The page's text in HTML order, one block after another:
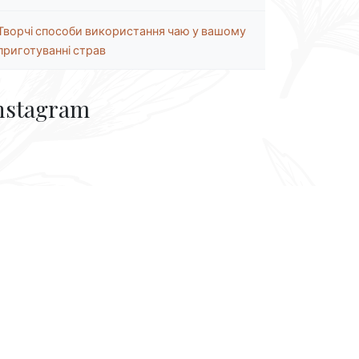
способи використання чаю у вашому
страв